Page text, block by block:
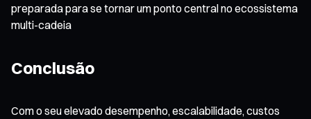
preparada para se tornar um ponto central no ecossistema
multi-cadeia
Conclusão
Com o seu elevado desempenho, escalabilidade, custos